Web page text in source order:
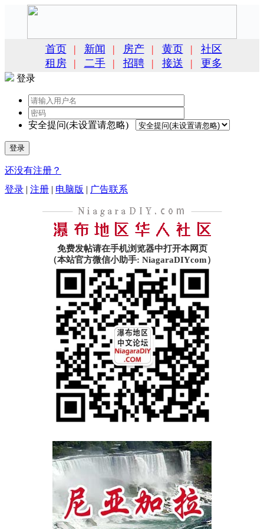
首页 | 新闻 | 房产 | 黄页 |
社区
租房
| 二手 | 招聘 | 接送 | 更多
登录
安全提问(未设置请忽略)
登录
还没有注册？
登录 | 注册 | 电脑版 | 广告联系
免费发帖请在手机浏览器中打开本网页
（本站官方微信小助手: NiagaraDIYcom）